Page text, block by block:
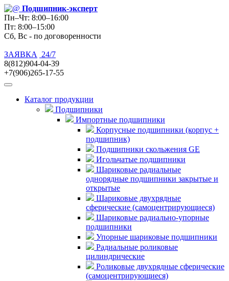
Подшипник-эксперт
Пн–Чт: 8:00–16:00
Пт: 8:00–15:00
Сб, Вс - по договоренности
ЗАЯВКА
24/7
8(812)904-04-39
+7(906)265-17-55
Каталог продукции
Подшипники
Импортные подшипники
Корпусные подшипники (корпус +
подшипник)
Подшипники скольжения GE
Игольчатые подшипники
Шариковые радиальные
однорядные подшипники закрытые и
открытые
Шариковые двухрядные
сферические (самоцентрирующиеся)
Шариковые радиально-упорные
подшипники
Упорные шариковые подшипники
Радиальные роликовые
цилиндрические
Роликовые двухрядные сферические
(самоцентрирующиеся)